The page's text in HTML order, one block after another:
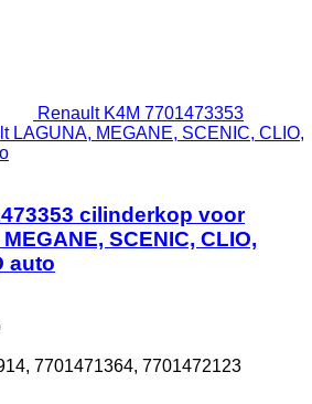
Renault K4M 7701473353
LAGUNA, MEGANE, SCENIC, CLIO,
cilinderkop voor
SCENIC, CLIO,
auto
7701471364, 7701472123